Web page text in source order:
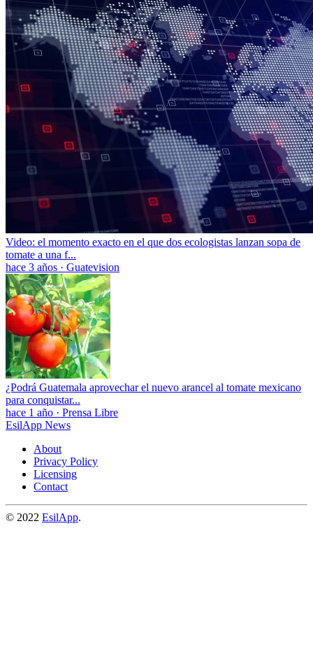
Video: el momento exacto en el que dos ecologistas lanzan sopa de
tomate a una f...
hace 3 años · Guatevision
¿Podrá Guatemala aprovechar el nuevo arancel al tomate mexicano
para conquistar...
hace 1 año · Prensa Libre
EsilApp News
About
Privacy Policy
Licensing
Contact
© 2022 EsilApp.